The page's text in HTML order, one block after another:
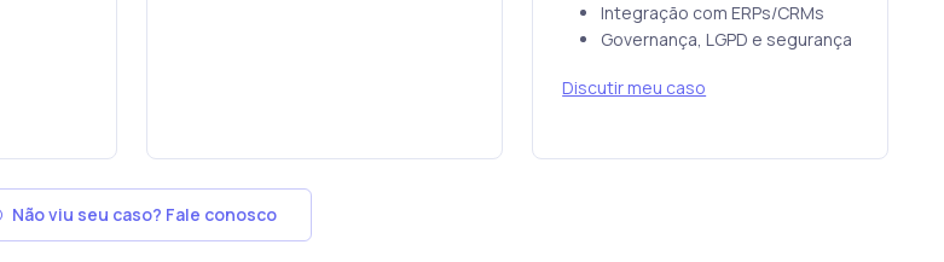
Integração com ERPs/CRMs
Governança, LGPD e segurança
Discutir meu caso
Não viu seu caso? Fale conosco